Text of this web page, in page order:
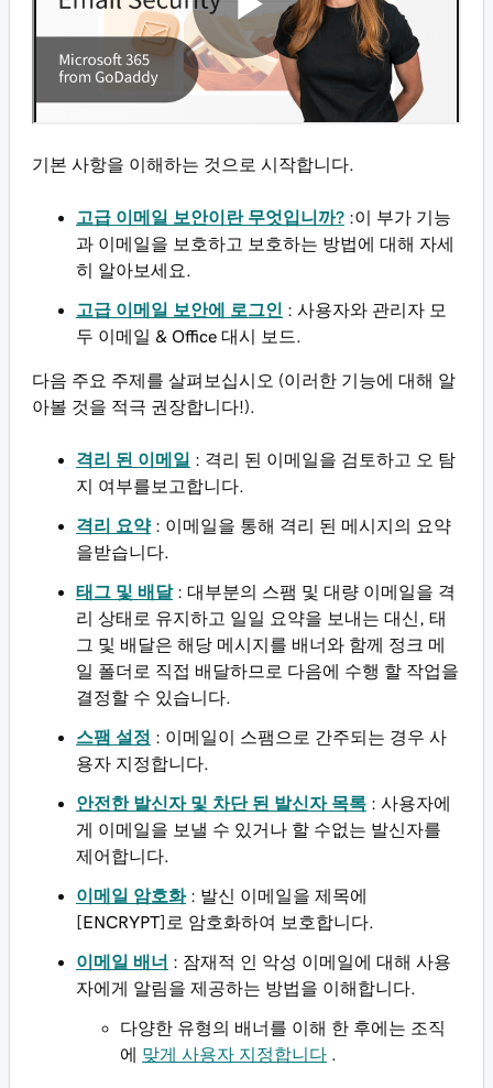
기본 사항을 이해하는 것으로 시작합니다.
고급 이메일 보안이란 무엇입니까? :이 부가 기능
과 이메일을 보호하고 보호하는 방법에 대해 자세
히 알아보세요.
고급 이메일 보안에 로그인 : 사용자와 관리자 모
두 이메일 & Office 대시 보드.
다음 주요 주제를 살펴보십시오 (이러한 기능에 대해 알
아볼 것을 적극 권장합니다!).
격리 된 이메일 : 격리 된 이메일을 검토하고 오 탐
지 여부를보고합니다.
격리 요약: 이메일을 통해 격리 된 메시지의 요약
을받습니다.
태그 및 배달: 대부분의 스팸 및 대량 이메일을 격
리 상태로 유지하고 일일 요약을 보내는 대신, 태
그 및 배달은 해당 메시지를 배너와 함께 정크 메
일 폴더로 직접 배달하므로 다음에 수행 할 작업을
결정할 수 있습니다.
스팸 설정 : 이메일이 스팸으로 간주되는 경우 사
용자 지정합니다.
안전한 발신자 및 차단 된 발신자 목록 : 사용자에
게 이메일을 보낼 수 있거나 할 수없는 발신자를
제어합니다.
이메일 암호화: 발신 이메일을 제목에
[ENCRYPT]로 암호화하여 보호합니다.
이메일 배너 : 잠재적 인 악성 이메일에 대해 사용
자에게 알림을 제공하는 방법을 이해합니다.
다양한 유형의 배너를 이해 한 후에는 조직
에 맞게 사용자 지정합니다 .